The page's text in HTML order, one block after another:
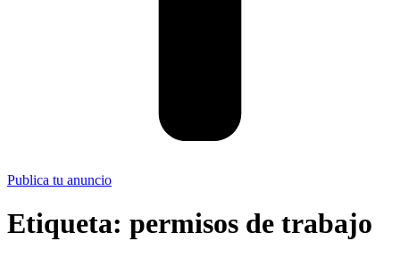
Publica tu anuncio
Etiqueta: permisos de trabajo